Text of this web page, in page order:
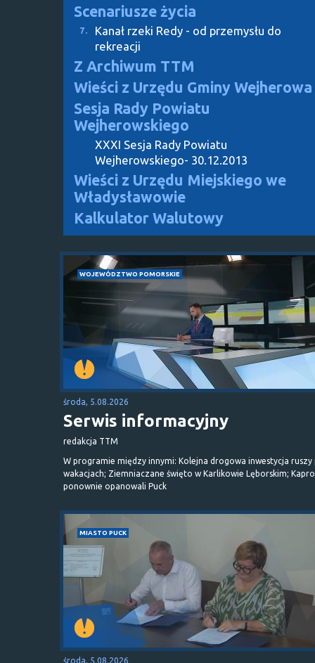
Scenariusze życia
7.
Kanał rzeki Redy - od przemysłu do
rekreacji
Z Archiwum TTM
Wieści z Urzędu Gminy Wejherowa
Sesja Rady Powiatu
Wejherowskiego
XXXI Sesja Rady Powiatu
Wejherowskiego- 30.12.2013
Wieści z Urzędu Miejskiego we
Władysławowie
Kalkulator Walutowy
WOJEWÓDZTWO POMORSKIE
środa, 5.08.2026
Serwis informacyjny
redakcja TTM
W programie między innymi: Kolejna drogowa inwestycja ruszy
wakacjach; Ziemniaczane święto w Karlikowie Lęborskim;
ponownie opanowali Puck
MIASTO PUCK
środa, 5.08.2026